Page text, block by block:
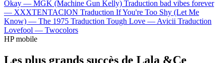
Okay — MGK (Machine Gun Kelly) Traduction bad vibes forever
— XXXTENTACION Traduction If You're Too Shy (Let Me
Know) — The 1975 Traduction Tough Love —Avicii Traduction
Lovefool — Twocolors
HP mobile
Les plus grands succès de Lala &Ce